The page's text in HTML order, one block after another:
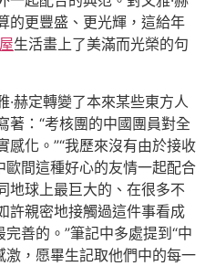
的更豐盛、更光輝，這給年
生活畫上了美滿而光榮的句
赫定轉變了本來某些東方人
著：“考核團的中國團員對全
化。”“我歷來沒有由於接收
歐間這種好心的友情一起配合
地球上最巨大的、在很多不
許親密地接觸過這件事看成
善的。”筆記中多處提到“中
激，愿畢生記取他們中的每一